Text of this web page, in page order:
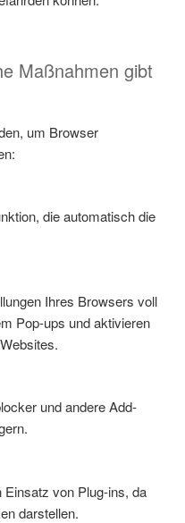
Maßnahmen gibt
um Browser
die automatisch die
Ihres Browsers voll
Pop-ups und aktivieren
und andere Add-
von Plug-ins, da
darstellen.